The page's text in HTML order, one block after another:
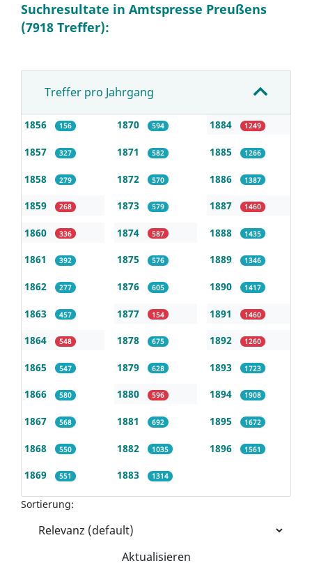
Suchresultate in Amtspresse Preußens
(7918 Treffer):
Treffer pro Jahrgang
1856 156
1857 327
1858 279
1859 268
1860 336
1861 392
1862 277
1863 457
1864 548
1865 547
1866 580
1867 568
1868 550
1869 551
1870 594
1871 582
1872 570
1873 579
1874 587
1875 576
1876 605
1877 154
1878 675
1879 628
1880 596
1881 692
1882 1035
1883 1314
1884 1249
1885 1266
1886 1387
1887 1460
1888 1435
1889 1346
1890 1417
1891 1460
1892 1260
1893 1723
1894 1908
1895 1672
1896 1561
Sortierung:
Aktualisieren